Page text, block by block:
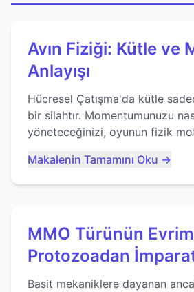
Avın Fiziği: Kütle ve
Anlayışı
Hücresel Çatışma'da kütle
bir silahtır. Momentumunuzu
yöneteceğinizi, oyunun fizik motorunu nasıl
ustalaşacağınızı öğrenin...
Makalenin Tamamını Oku →
MMO Türünün
Protozoadan
Basit mekaniklere dayanan